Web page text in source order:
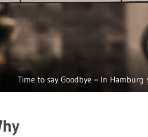
Time to say Goodbye – In Hamburg